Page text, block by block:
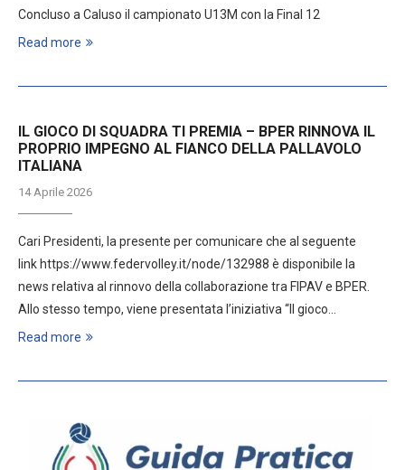
Concluso a Caluso il campionato U13M con la Final 12
Read more
IL GIOCO DI SQUADRA TI PREMIA – BPER RINNOVA IL
PROPRIO IMPEGNO AL FIANCO DELLA PALLAVOLO
ITALIANA
14 Aprile 2026
Cari Presidenti, la presente per comunicare che al seguente
link https://www.federvolley.it/node/132988 è disponibile la
news relativa al rinnovo della collaborazione tra FIPAV e BPER.
Allo stesso tempo, viene presentata l’iniziativa “Il gioco…
Read more